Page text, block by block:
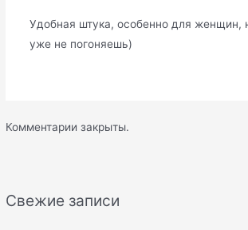
Свежие записи
Удобная штука, особенно для женщин,
уже не погоняешь)
Комментарии закрыты.